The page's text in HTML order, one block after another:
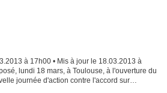
à 17h00 • Mis à jour le 18.03.2013 à
lundi 18 mars, à Toulouse, à l'ouverture du
journée d'action contre l'accord sur